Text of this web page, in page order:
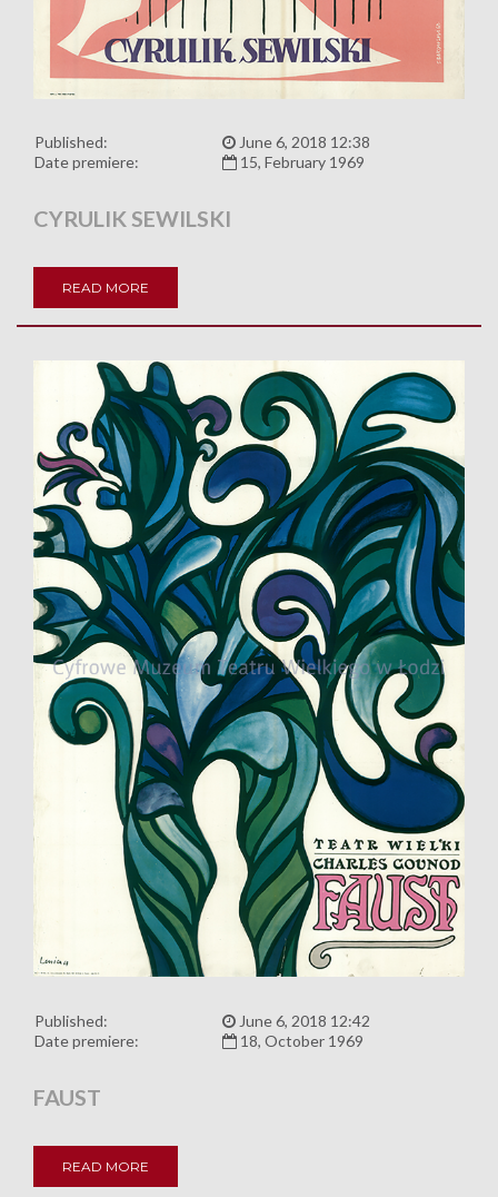
Published:
June 6, 2018 12:38
Date premiere:
15, February 1969
CYRULIK SEWILSKI
READ MORE
Published:
June 6, 2018 12:42
Date premiere:
18, October 1969
FAUST
READ MORE